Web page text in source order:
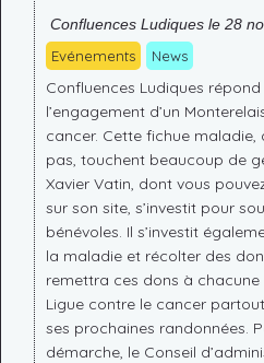
Confluences Ludiques le 28
Evénements
News
Confluences Ludiques
l’engagement d’un
cancer. Cette fichue
pas, touchent beaucoup de
Xavier Vatin, dont vous
sur son site, s’investit pour
bénévoles. Il s’investit
la maladie et récolter des
remettra ces dons à chacune
Ligue contre le cancer
ses prochaines randonnées.
démarche, le Conseil